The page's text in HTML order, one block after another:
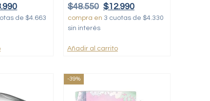
de $4.663
$48.550 $12.990
compra en 3 cuotas de $4.330
sin interés
Añadir al carrito
-39%